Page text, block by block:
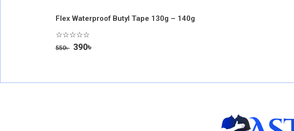
Flex Waterproof Butyl Tape 130g – 140g
☆☆☆☆☆
550৳ 390৳